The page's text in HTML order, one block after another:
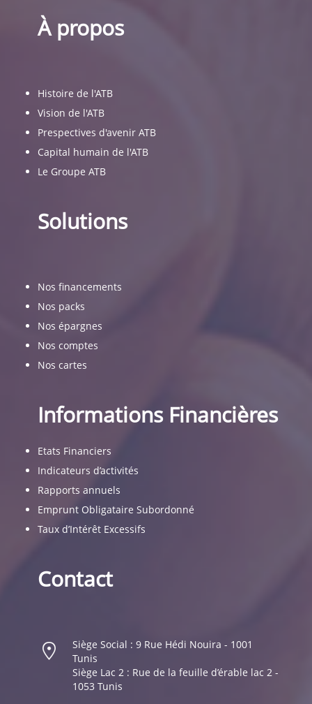
À propos
Histoire de l'ATB
Vision de l'ATB
Prespectives d'avenir ATB
Capital humain de l'ATB
Le Groupe ATB
Solutions
Nos financements
Nos packs
Nos épargnes
Nos comptes
Nos cartes
Informations Financières
Etats Financiers
Indicateurs d’activités
Rapports annuels
Emprunt Obligataire Subordonné
Taux d’Intérêt Excessifs
Contact
Siège Social : 9 Rue Hédi Nouira - 1001
Tunis
Siège Lac 2 : Rue de la feuille d’érable lac 2 -
1053 Tunis